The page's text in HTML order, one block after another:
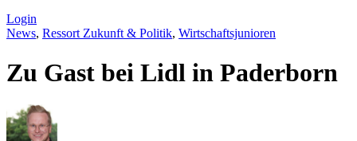
Login
News, Ressort Zukunft & Politik, Wirtschaftsjunioren
Zu Gast bei Lidl in Paderborn